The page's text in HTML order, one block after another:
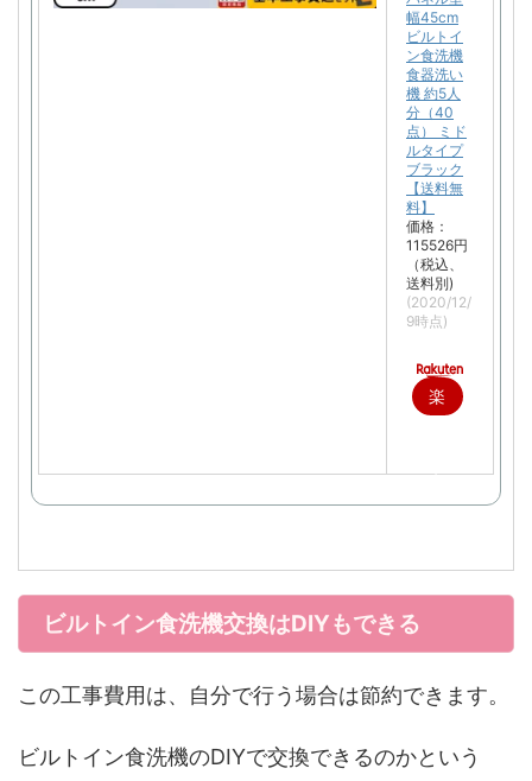
幅45cm
ビルトイ
ン食洗機
食器洗い
機 約5人
分（40
点） ミド
ルタイプ
ブラック
【送料無
料】
価格：
115526円
（税込、
送料別)
(2020/12/
9時点)
楽
で
購
ビルトイン食洗機交換はDIYもできる
この工事費用は、自分で行う場合は節約できます。
ビルトイン食洗機のDIYで交換できるのかという